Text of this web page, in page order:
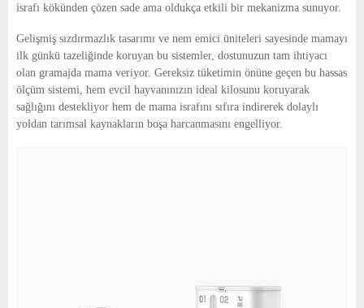
israfı kökünden çözen sade ama oldukça etkili bir mekanizma sunuyor.
Gelişmiş sızdırmazlık tasarımı ve nem emici üniteleri sayesinde mamayı
ilk günkü tazeliğinde koruyan bu sistemler, dostunuzun tam ihtiyacı
olan gramajda mama veriyor. Gereksiz tüketimin önüne geçen bu hassas
ölçüm sistemi, hem evcil hayvanınızın ideal kilosunu koruyarak
sağlığını destekliyor hem de mama israfını sıfıra indirerek dolaylı
yoldan tarımsal kaynakların boşa harcanmasını engelliyor.